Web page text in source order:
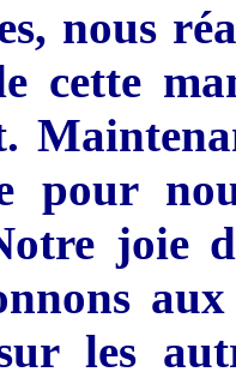
nous
cette
pour
joie
les